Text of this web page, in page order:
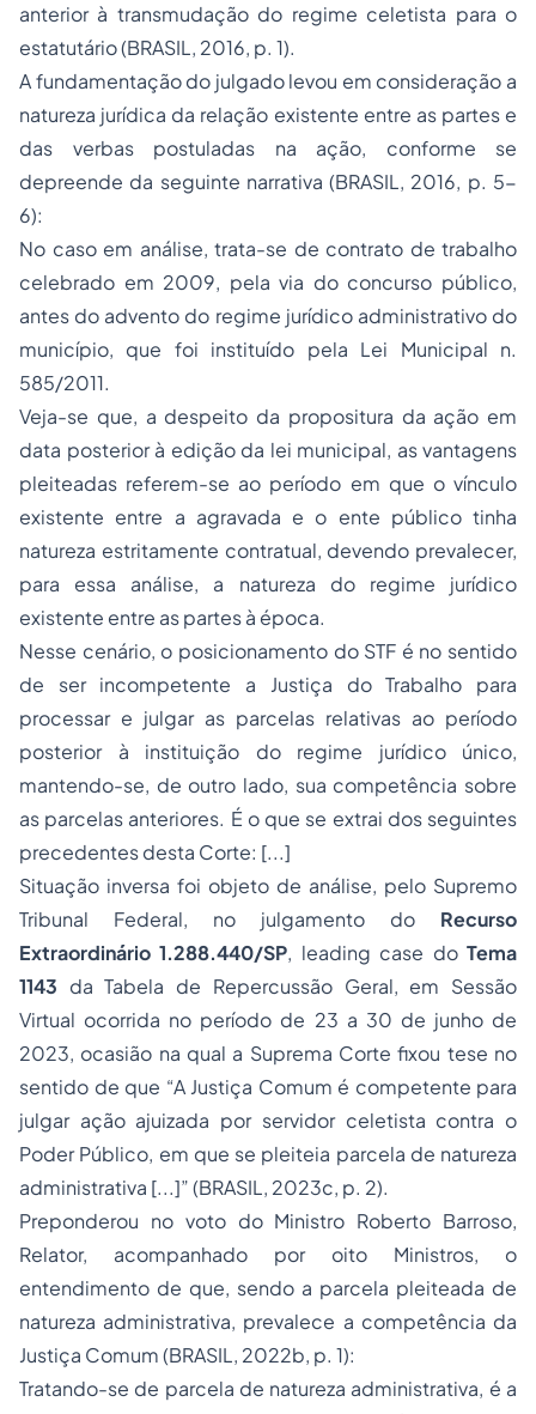
anterior à transmudação do regime celetista para o
estatutário (BRASIL, 2016, p. 1).
A fundamentação do julgado levou em consideração a
natureza jurídica da relação existente entre as partes e
das verbas postuladas na ação, conforme se
depreende da seguinte narrativa (BRASIL, 2016, p. 5-
6):
No caso em análise, trata-se de contrato de trabalho
celebrado em 2009, pela via do concurso público,
antes do advento do regime jurídico administrativo do
município, que foi instituído pela Lei Municipal n.
585/2011.
Veja-se que, a despeito da propositura da ação em
data posterior à edição da lei municipal, as vantagens
pleiteadas referem-se ao período em que o vínculo
existente entre a agravada e o ente público tinha
natureza estritamente contratual, devendo prevalecer,
para essa análise, a natureza do regime jurídico
existente entre as partes à época.
Nesse cenário, o posicionamento do STF é no sentido
de ser incompetente a Justiça do Trabalho para
processar e julgar as parcelas relativas ao período
posterior à instituição do regime jurídico único,
mantendo-se, de outro lado, sua competência sobre
as parcelas anteriores. É o que se extrai dos seguintes
precedentes desta Corte: [...]
Situação inversa foi objeto de análise, pelo Supremo
Tribunal Federal, no julgamento do Recurso
Extraordinário 1.288.440/SP, leading case doTema
1143 da Tabela de Repercussão Geral, em Sessão
Virtual ocorrida no período de 23 a 30 de junho de
2023, ocasião na qual a Suprema Corte fixou tese no
sentido de que “A Justiça Comum é competente para
julgar ação ajuizada por servidor celetista contra o
Poder Público, em que se pleiteia parcela de natureza
administrativa [...]”(BRASIL, 2023c, p. 2).
Preponderou no voto do Ministro Roberto Barroso,
Relator, acompanhado por oito Ministros, o
entendimento de que, sendo a parcela pleiteada de
natureza administrativa, prevalece a competência da
Justiça Comum (BRASIL, 2022b, p. 1):
Tratando-se de parcela de natureza administrativa, é a